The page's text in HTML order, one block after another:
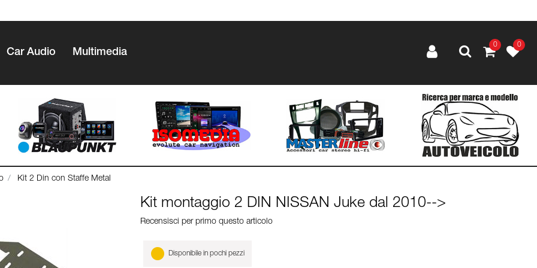
Car Audio Multimedia
0 0
Kit 2 Din con Staffe Metal
Kit montaggio 2 DIN NISSAN Juke dal 2010-->
Recensisci per primo questo articolo
Disponibile in pochi pezzi